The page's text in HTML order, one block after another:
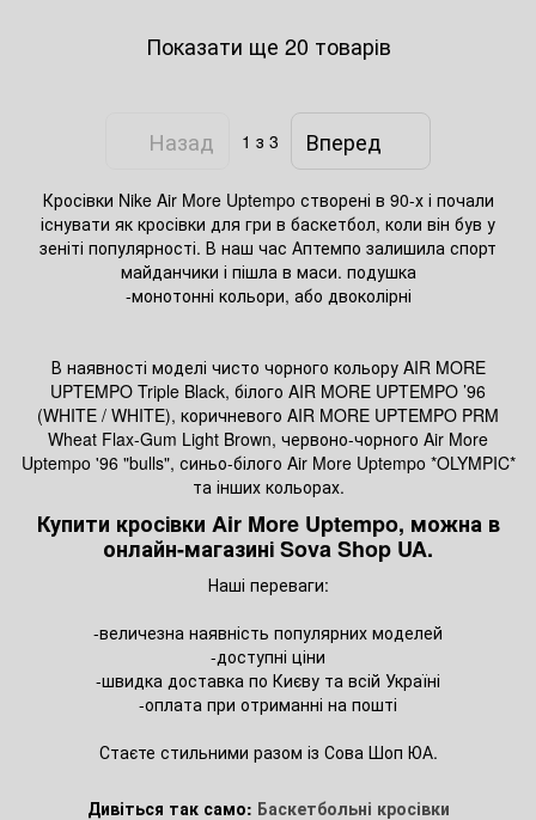
Показати ще 20 товарів
Назад 1 з 3 Вперед
Кросівки Nike Air More Uptempo створені в 90-х і почали
існувати як кросівки для гри в баскетбол, коли він був у
зеніті популярності. В наш час Аптемпо залишила спорт
майданчики і пішла в маси. подушка
-монотонні кольори, або двоколірні
В наявності моделі чисто чорного кольору AIR MORE
UPTEMPO Triple Black, білого AIR MORE UPTEMPO ’96
(WHITE / WHITE), коричневого AIR MORE UPTEMPO PRM
Wheat Flax-Gum Light Brown, червоно-чорного Air More
Uptempo '96 "bulls", синьо-білого Air More Uptempo *OLYMPIC*
та інших кольорах.
Купити кросівки Air More Uptempo, можна в
онлайн-магазині Sova Shop UA.
Наші переваги:
-величезна наявність популярних моделей
-доступні ціни
-швидка доставка по Києву та всій Україні
-оплата при отриманні на пошті
Стаєте стильними разом із Сова Шоп ЮА.
Дивіться так само: Баскетбольні кросівки